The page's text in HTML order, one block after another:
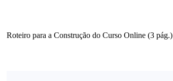
Roteiro para a Construção do Curso Online (3 pág.)